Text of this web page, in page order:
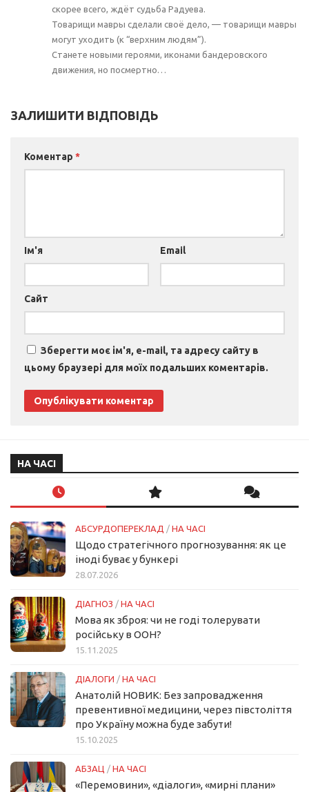
скорее всего, ждёт судьба Радуева.
Товарищи мавры сделали своё дело, — товарищи мавры
могут уходить (к “верхним людям”).
Станете новыми героями, иконами бандеровского
движения, но посмертно…
ЗАЛИШИТИ ВІДПОВІДЬ
Коментар *
Ім'я Email
Сайт
Зберегти моє ім'я, e-mail, та адресу сайту в
цьому браузері для моїх подальших коментарів.
НА ЧАСІ
АБСУРДОПЕРЕКЛАД / НА ЧАСІ
Щодо стратегічного прогнозування: як це
іноді буває у бункері
28.07.2026
ДІАГНОЗ / НА ЧАСІ
Мова як зброя: чи не годі толерувати
російську в ООН?
15.11.2025
ДІАЛОГИ / НА ЧАСІ
Анатолій НОВИК: Без запровадження
превентивної медицини, через півстоліття
про Україну можна буде забути!
15.10.2025
АБЗАЦ / НА ЧАСІ
«Перемовини», «діалоги», «мирні плани»